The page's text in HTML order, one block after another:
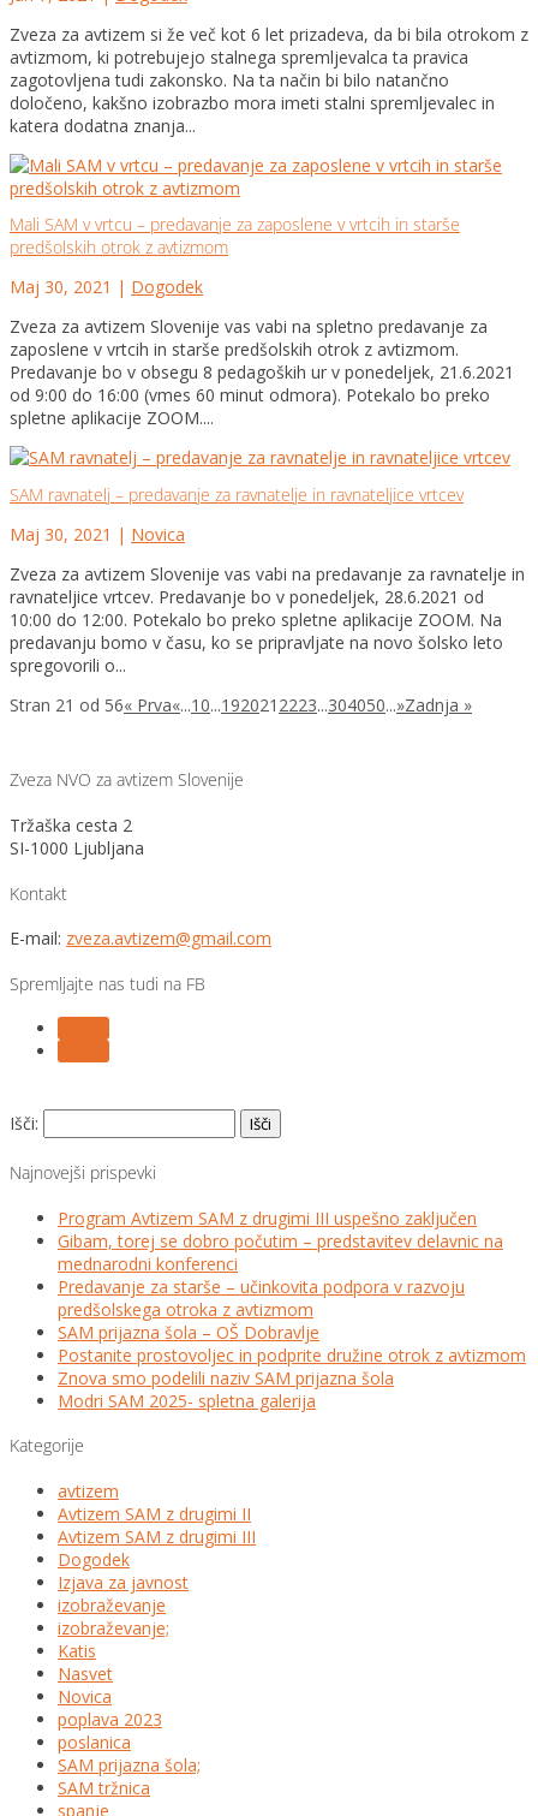
Zveza za avtizem si že več kot 6 let prizadeva, da bi bila otrokom z
avtizmom, ki potrebujejo stalnega spremljevalca ta pravica
zagotovljena tudi zakonsko. Na ta način bi bilo natančno
določeno, kakšno izobrazbo mora imeti stalni spremljevalec in
katera dodatna znanja...
Mali SAM v vrtcu – predavanje za zaposlene v vrtcih in starše
predšolskih otrok z avtizmom
Maj 30, 2021 | Dogodek
Zveza za avtizem Slovenije vas vabi na spletno predavanje za
zaposlene v vrtcih in starše predšolskih otrok z avtizmom.
Predavanje bo v obsegu 8 pedagoških ur v ponedeljek, 21.6.2021
od 9:00 do 16:00 (vmes 60 minut odmora). Potekalo bo preko
spletne aplikacije ZOOM....
SAM ravnatelj – predavanje za ravnatelje in ravnateljice vrtcev
Maj 30, 2021 | Novica
Zveza za avtizem Slovenije vas vabi na predavanje za ravnatelje in
ravnateljice vrtcev. Predavanje bo v ponedeljek, 28.6.2021 od
10:00 do 12:00. Potekalo bo preko spletne aplikacije ZOOM. Na
predavanju bomo v času, ko se pripravljate na novo šolsko leto
spregovorili o...
Stran 21 od 56« Prva«...10...192021 2223...304050...»Zadnja »
Zveza NVO za avtizem Slovenije
Tržaška cesta 2
SI-1000 Ljubljana
Kontakt
E-mail: zveza.avtizem@gmail.com
Spremljajte nas tudi na FB
Išči:
Najnovejši prispevki
Program Avtizem SAM z drugimi III uspešno zaključen
Gibam, torej se dobro počutim – predstavitev delavnic na
mednarodni konferenci
Predavanje za starše – učinkovita podpora v razvoju
predšolskega otroka z avtizmom
SAM prijazna šola – OŠ Dobravlje
Postanite prostovoljec in podprite družine otrok z avtizmom
Znova smo podelili naziv SAM prijazna šola
Modri SAM 2025- spletna galerija
Kategorije
avtizem
Avtizem SAM z drugimi II
Avtizem SAM z drugimi III
Dogodek
Izjava za javnost
izobraževanje
izobraževanje;
Katis
Nasvet
Novica
poplava 2023
poslanica
SAM prijazna šola;
SAM tržnica
spanje